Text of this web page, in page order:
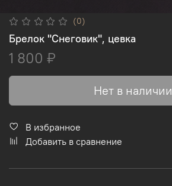
(0)
Брелок "Снеговик", цевка
1 800 ₽
Нет в наличии
В избранное
Добавить в сравнение